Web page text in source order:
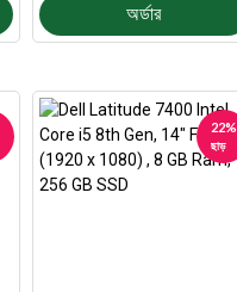
অর্ডার
22%
ছাড়